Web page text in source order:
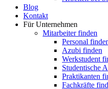
Blog
Kontakt
Für Unternehmen
Mitarbeiter finden
Personal
Azubi finden
Werkstudent
Studentische
Praktikanten
Fachkräfte